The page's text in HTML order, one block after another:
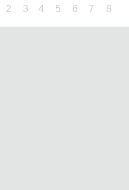
2
3 4 5 6 7 8